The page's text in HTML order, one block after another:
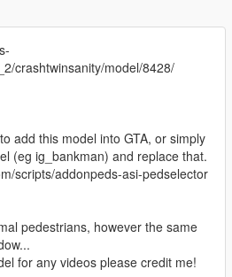
crashtwinsanity/model/8428/
add this model into GTA, or simply
(eg ig_bankman) and replace that.
scripts/addonpeds-asi-pedselector
pedestrians, however the same
for any videos please credit me!